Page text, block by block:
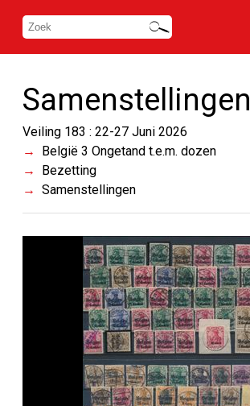
Samenstellingen
Veiling 183 : 22-27 Juni 2026
België 3 Ongetand t.e.m. dozen
Bezetting
Samenstellingen